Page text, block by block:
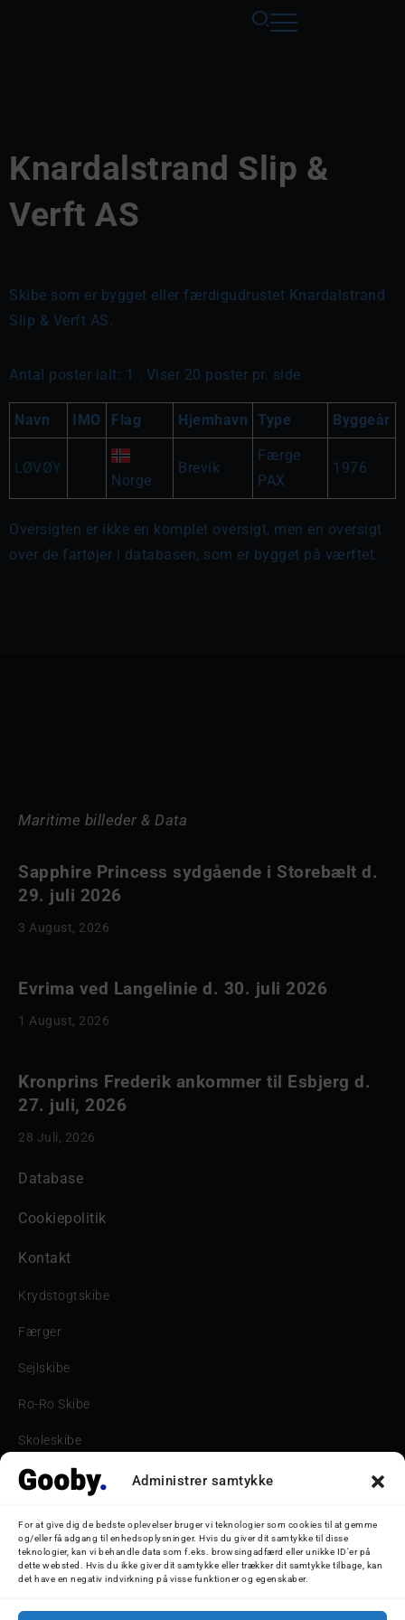
Administrer samtykke
For at give dig de bedste oplevelser bruger vi teknologier som cookies til at gemme
og/eller få adgang til enhedsoplysninger. Hvis du giver dit samtykke til disse
teknologier, kan vi behandle data som f.eks. browsingadfærd eller unikke ID'er på
dette websted. Hvis du ikke giver dit samtykke eller trækker dit samtykke tilbage, kan
det have en negativ indvirkning på visse funktioner og egenskaber.
Knardalstrand Slip &
Verft AS
Skibe som er bygget eller færdigudrustet Knardalstrand
Slip & Verft AS.
Antal poster ialt: 1 . Viser 20 poster pr. side
Navn IMO Flag Hjemhavn Type Byggeår
LØVØY
Norge
Brevik
Færge
PAX
1976
Oversigten er ikke en komplet oversigt, men en oversigt
over de fartøjer i databasen, som er bygget på værftet.
Maritime billeder & Data
Sapphire Princess sydgående i Storebælt d.
29. juli 2026
3 August, 2026
Evrima ved Langelinie d. 30. juli 2026
1 August, 2026
Kronprins Frederik ankommer til Esbjerg d.
27. juli, 2026
28 Juli, 2026
Database
Cookiepolitik
Kontakt
Krydstogtskibe
Færger
Sejlskibe
Ro-Ro Skibe
Skoleskibe
Havne & Turbåde samt restaurantionsskibe
Bilskib
Storebæltsbroen